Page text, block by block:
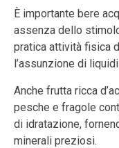
È importante bere
assenza dello
pratica attività fisica
l’assunzione di liquidi.
Anche frutta ricca
pesche e fragole
di idratazione,
minerali preziosi.